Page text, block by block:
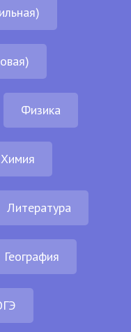
Физика
Химия
Литература
География